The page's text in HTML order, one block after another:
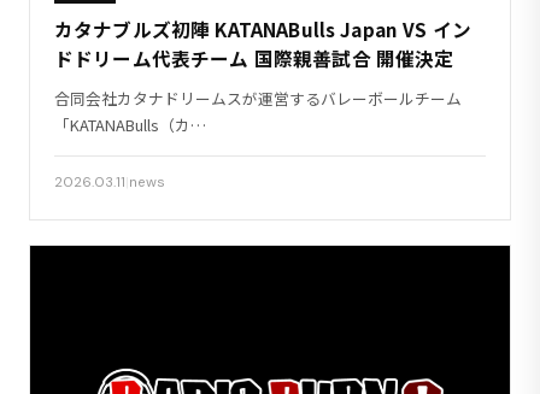
カタナブルズ初陣 KATANABulls Japan VS イン
ドドリーム代表チーム 国際親善試合 開催決定
合同会社カタナドリームスが運営するバレーボールチーム
「KATANABulls（カ…
2026.03.11 news